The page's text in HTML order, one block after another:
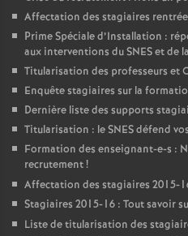
Affectation des stagiaires
Prime Spéciale d’Installation :
aux interventions duSNESet de la
Titularisation des professeurs et
Enquête stagiaires sur la
Dernière liste des supports
Titularisation : leSNESdéfend
Formation des enseignant-e-s :
recrutement!
Affectation des stagiaires 2015-
Stagiaires 2015-16 : Tout savoir
Liste de titularisation des